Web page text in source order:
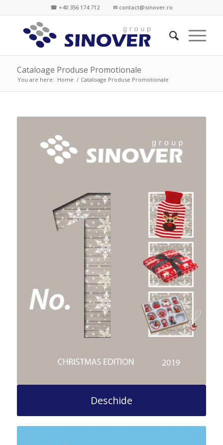
☎ +40 356 174 712 ✉ contact@sinover.ro
Cataloage Produse Promotionale
You are here: Home / Cataloage Produse Promotionale
Deschide